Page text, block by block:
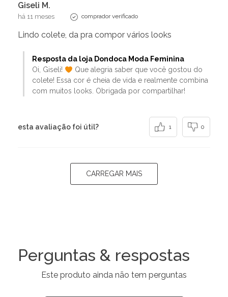
Giseli M.
há 11 meses comprador verificado
Lindo colete, da pra compor vários looks
Resposta da loja Dondoca Moda Feminina
Oi, Giseli!
Que alegria saber que você gostou do
colete! Essa cor é cheia de vida e realmente combina
com muitos looks. Obrigada por compartilhar!
esta avaliação foi útil? 1 0
CARREGAR MAIS
Perguntas & respostas
Este produto ainda não tem perguntas